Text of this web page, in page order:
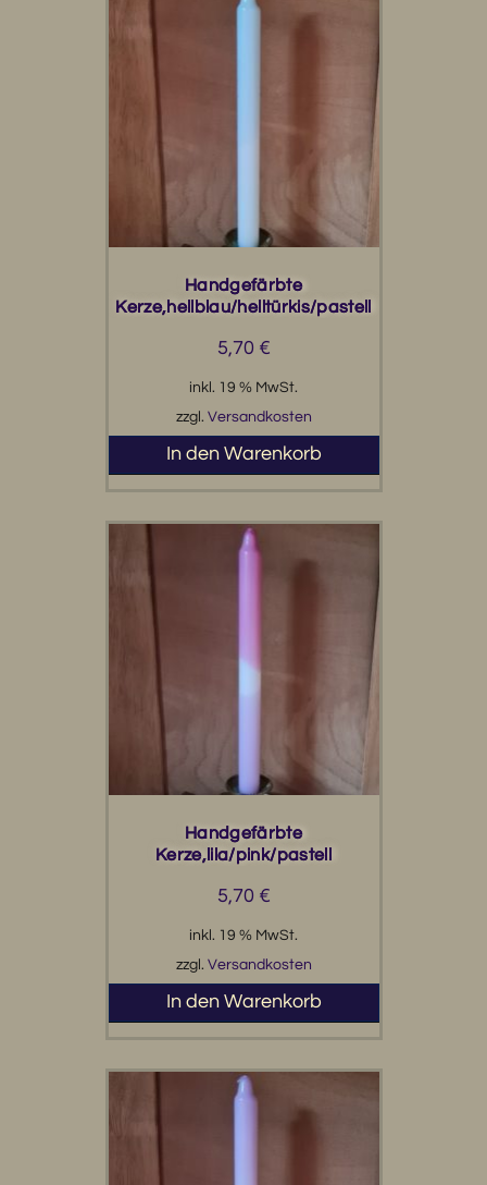
Handgefärbte
Kerze,hellblau/helltürkis/pastell
5,70 €
inkl. 19 % MwSt.
zzgl. Versandkosten
In den Warenkorb
Handgefärbte
Kerze,lila/pink/pastell
5,70 €
inkl. 19 % MwSt.
zzgl. Versandkosten
In den Warenkorb